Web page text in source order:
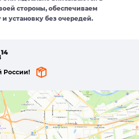
стороны, обеспечиваем
установку без очередей.
России!